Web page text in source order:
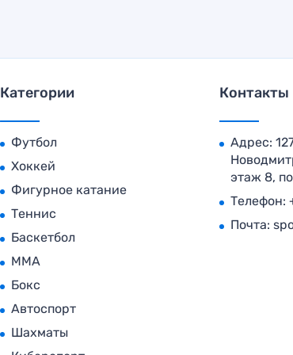
Категории
Футбол
Хоккей
Фигурное катание
Теннис
Баскетбол
MMA
Бокс
Автоспорт
Шахматы
Контакты
Адрес:
этаж 8,
Телефон:
Почта: